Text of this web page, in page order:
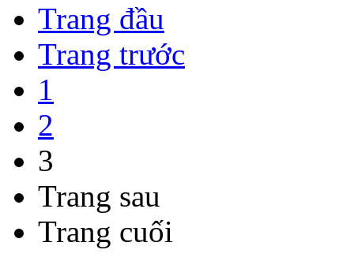
Trang đầu
Trang trước
1
2
3
Trang sau
Trang cuối